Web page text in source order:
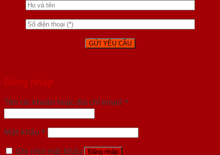
Đăng nhập
Tên tài khoản hoặc địa chỉ email *
Mật khẩu *
Ghi nhớ mật khẩu
Đăng nhập